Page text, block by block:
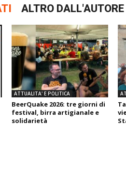
ALTRO DALL'AUTORE
ATTUALITA' E POLITICA
BeerQuake 2026: tre giorni di
festival, birra artigianale e
solidarietà